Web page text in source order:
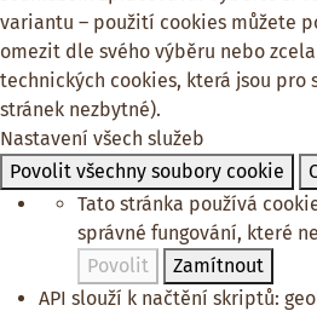
variantu – použití cookies můžete
omezit dle svého výběru nebo
technických cookies, která jsou pro
stránek nezbytné).
Nastavení všech služeb
Povolit všechny soubory cookie
Tato stránka používá
správné fungování, které
Povolit
Zamítnout
API slouží k načtění skriptů: